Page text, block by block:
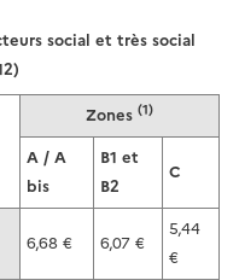
Zones (1)
A / A
bis
B1 et
B2
C
6,68 € 6,07 €
5,44
€
social et très social